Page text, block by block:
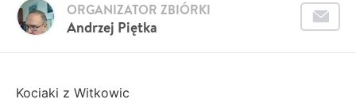
Andrzej Piętka
ORGANIZATOR ZBIÓRKI
Kociaki z Witkowic